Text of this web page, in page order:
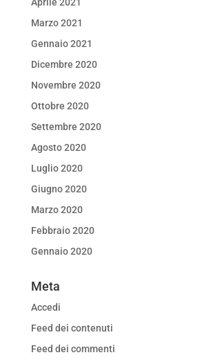
Marzo 2021
Gennaio 2021
Dicembre 2020
Novembre 2020
Ottobre 2020
Settembre 2020
Agosto 2020
Luglio 2020
Giugno 2020
Marzo 2020
Febbraio 2020
Gennaio 2020
Meta
Accedi
Feed dei contenuti
Feed dei commenti